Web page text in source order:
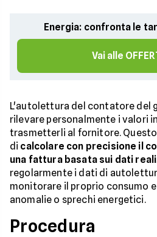
Energia: confronta le
Vai alle
L'autolettura del contatore del
rilevare personalmente i valori
trasmetterli al fornitore.
di calcolare con precisione il
una fattura basata sui dati
regolarmente i dati di
monitorare il proprio consumo
anomalie o sprechi energetici.
Procedura